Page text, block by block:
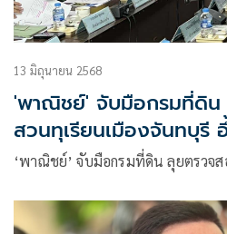
13 มิถุนายน 2568
'พาณิชย์' จับมือกรมที่ดิน
สวนทุเรียนเมืองจันทบุรี
สูงถึง 1,000 ล้าน
‘พาณิชย์’ จับมือกรมที่ดิน ลุยตรวจ